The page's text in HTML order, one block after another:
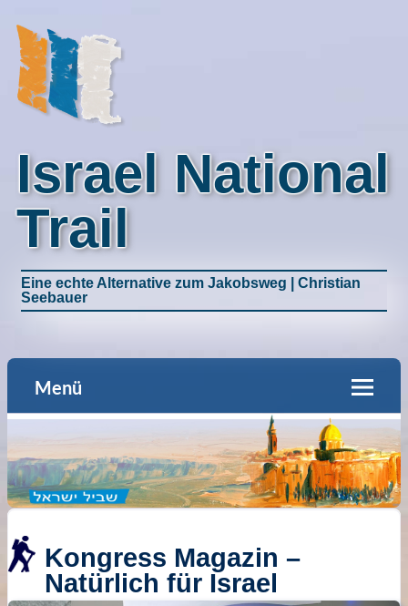
Israel National
Trail
Eine echte Alternative zum Jakobsweg | Christian
Seebauer
Menü
Kongress Magazin –
Natürlich für Israel